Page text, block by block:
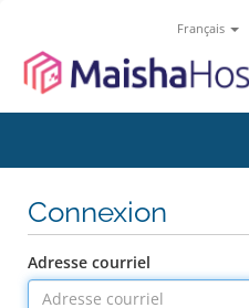
Français
Connexion
Adresse courriel